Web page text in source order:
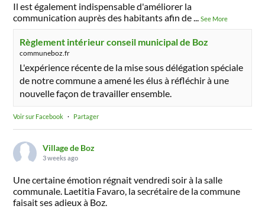
Il est également indispensable d'améliorer la
communication auprès des habitants afin de...See More
Règlement intérieur conseil municipal de Boz
communeboz.fr
L'expérience récente de la mise sous délégation spéciale
de notre commune a amené les élus à réfléchir à une
nouvelle façon de travailler ensemble.
Voir sur Facebook · Partager
Village de Boz
3 weeks ago
Une certaine émotion régnait vendredi soir à la salle
communale. Laetitia Favaro, la secrétaire de la commune
faisait ses adieux à Boz.